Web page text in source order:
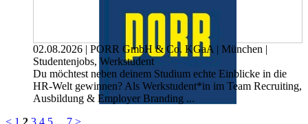
02.08.2026 | PORR GmbH & Co. KGaA | München |
Studentenjobs, Werkstudent
Du möchtest neben deinem Studium echte Einblicke in die
HR-Welt gewinnen? Als Werkstudent*in im Team Recruiting,
Ausbildung & Employer Branding ...
< 1 2 3 4 5 ... 7 >